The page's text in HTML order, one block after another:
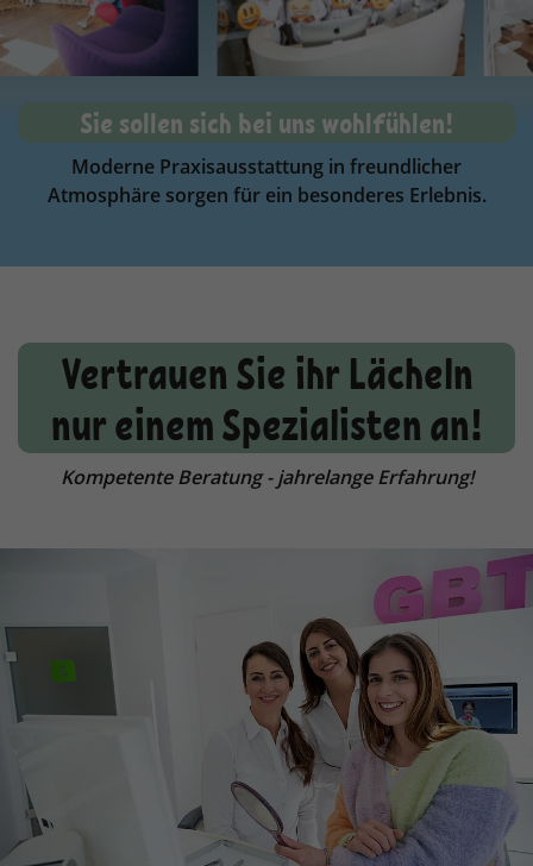
Sie sollen sich bei uns wohlfühlen!
Moderne Praxisausstattung in freundlicher
Atmosphäre sorgen für ein besonderes Erlebnis.
Vertrauen Sie ihr Lächeln
nur einem Spezialisten an!
Kompetente Beratung - jahrelange Erfahrung!